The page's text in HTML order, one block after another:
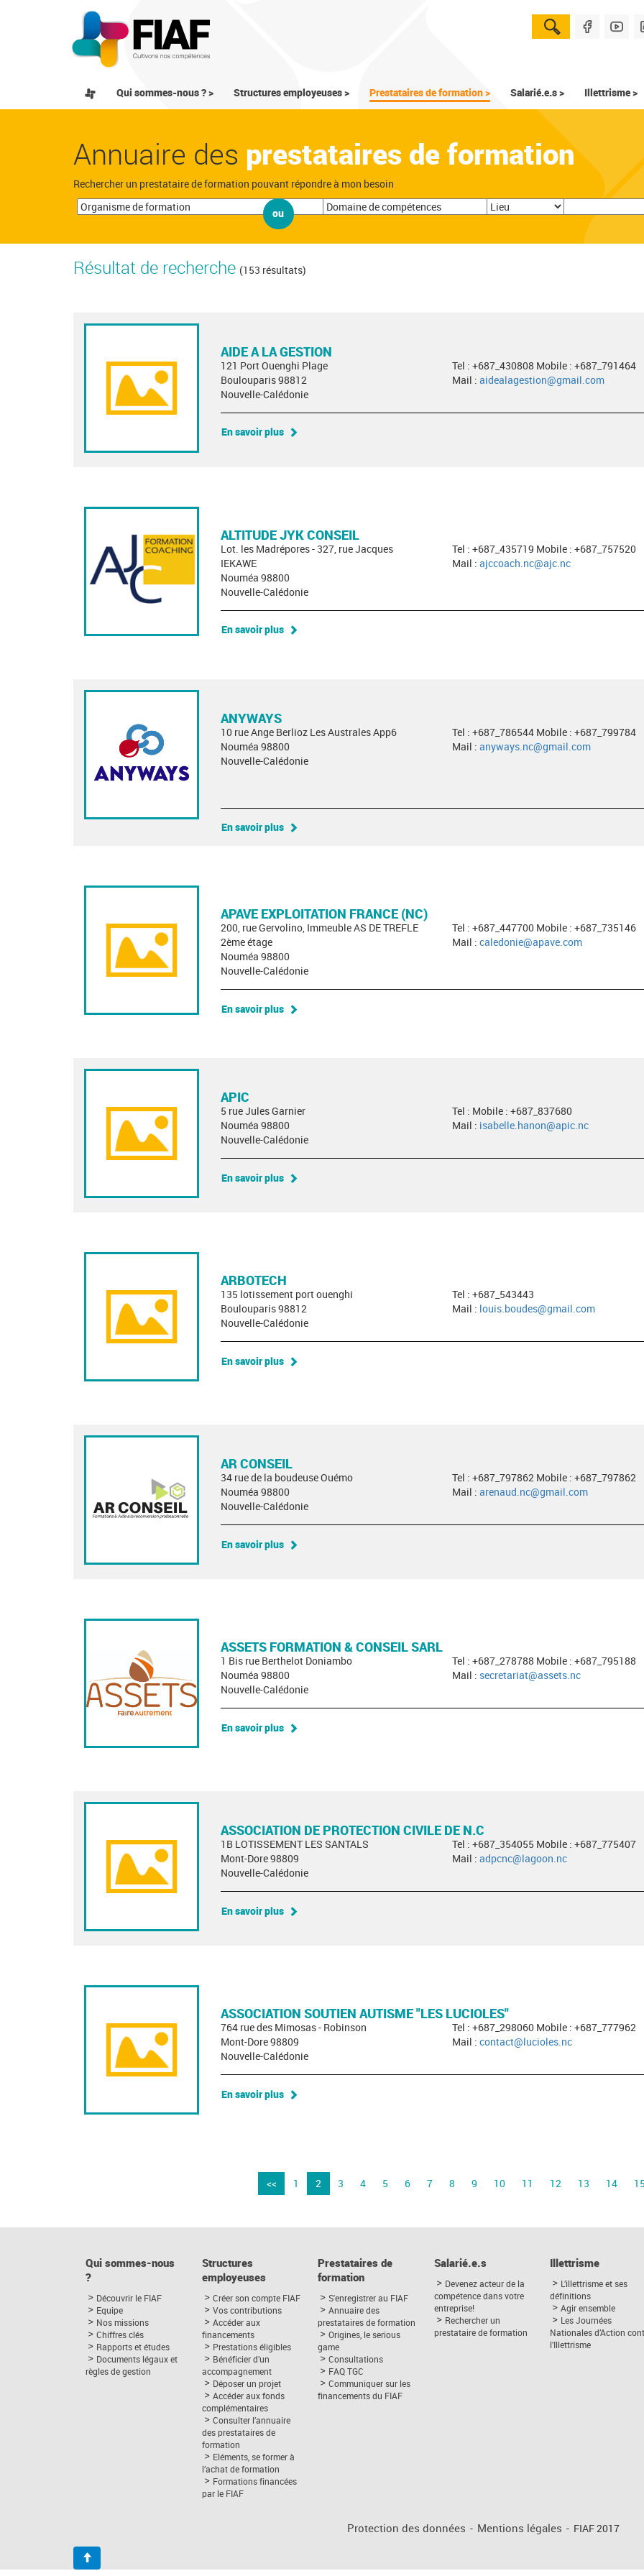
Qui sommes-nous ? > Structures employeuses > Prestataires de formation > Salarié.e.s > Illettrisme >
Annuaire des prestataires de formation
Rechercher un prestataire de formation pouvant répondre à mon besoin
ou
Résultat de recherche (153 résultats)
AIDE A LA GESTION
121 Port Ouenghi Plage
Boulouparis 98812
Nouvelle-Calédonie
Tel : +687_430808 Mobile : +687_791464
Mail : aidealagestion@gmail.com
En savoir plus
ALTITUDE JYK CONSEIL
Lot. les Madrépores - 327, rue Jacques
IEKAWE
Nouméa 98800
Nouvelle-Calédonie
Tel : +687_435719 Mobile : +687_757520
Mail : ajccoach.nc@ajc.nc
En savoir plus
ANYWAYS
10 rue Ange Berlioz Les Australes App6
Nouméa 98800
Nouvelle-Calédonie
Tel : +687_786544 Mobile : +687_799784
Mail : anyways.nc@gmail.com
En savoir plus
APAVE EXPLOITATION FRANCE (NC)
200, rue Gervolino, Immeuble AS DE TREFLE
2ème étage
Nouméa 98800
Nouvelle-Calédonie
Tel : +687_447700 Mobile : +687_735146
Mail : caledonie@apave.com
En savoir plus
APIC
5 rue Jules Garnier
Nouméa 98800
Nouvelle-Calédonie
Tel : Mobile : +687_837680
Mail : isabelle.hanon@apic.nc
En savoir plus
ARBOTECH
135 lotissement port ouenghi
Boulouparis 98812
Nouvelle-Calédonie
Tel : +687_543443
Mail : louis.boudes@gmail.com
En savoir plus
AR CONSEIL
34 rue de la boudeuse Ouémo
Nouméa 98800
Nouvelle-Calédonie
Tel : +687_797862 Mobile : +687_797862
Mail : arenaud.nc@gmail.com
En savoir plus
ASSETS FORMATION & CONSEIL SARL
1 Bis rue Berthelot Doniambo
Nouméa 98800
Nouvelle-Calédonie
Tel : +687_278788 Mobile : +687_795188
Mail : secretariat@assets.nc
En savoir plus
ASSOCIATION DE PROTECTION CIVILE DE N.C
1B LOTISSEMENT LES SANTALS
Mont-Dore 98809
Nouvelle-Calédonie
Tel : +687_354055 Mobile : +687_775407
Mail : adpcnc@lagoon.nc
En savoir plus
ASSOCIATION SOUTIEN AUTISME "LES LUCIOLES"
764 rue des Mimosas - Robinson
Mont-Dore 98809
Nouvelle-Calédonie
Tel : +687_298060 Mobile : +687_777962
Mail : contact@lucioles.nc
En savoir plus
<< 1 2 3 4 5 6 7 8 9 10 11 12 13 14 15
Qui sommes-nous
?
Découvrir le FIAF
Equipe
Nos missions
Chiffres clés
Rapports et études
Documents légaux et
règles de gestion
Structures
employeuses
Créer son compte FIAF
Vos contributions
Accéder aux
financements
Prestations éligibles
Bénéficier d’un
accompagnement
Déposer un projet
Accéder aux fonds
complémentaires
Consulter l’annuaire
des prestataires de
formation
Eléments, se former à
l’achat de formation
Formations financées
par le FIAF
Prestataires de
formation
S'enregistrer au FIAF
Annuaire des
prestataires de formation
Origines, le serious
game
Consultations
FAQ TGC
Communiquer sur les
financements du FIAF
Salarié.e.s
Devenez acteur de la
compétence dans votre
entreprise!
Rechercher un
prestataire de formation
Illettrisme
L’illettrisme et ses
définitions
Agir ensemble
Les Journées
Nationales d’Action
l’Illettrisme
Protection des données - Mentions légales - FIAF 2017